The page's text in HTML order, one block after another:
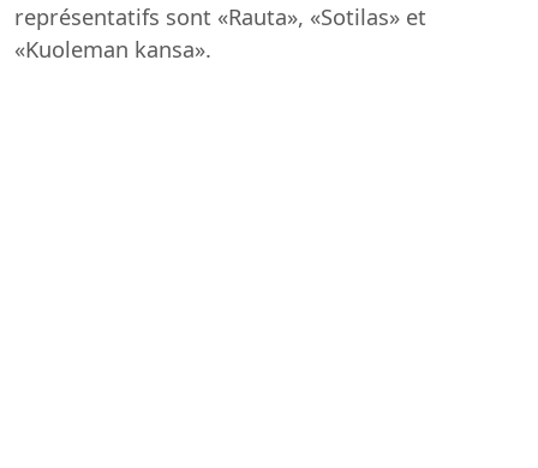
représentatifs sont «Rauta», «Sotilas» et
«Kuoleman kansa».